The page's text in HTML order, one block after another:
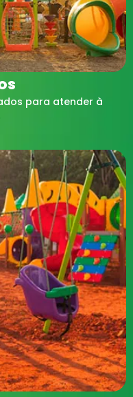
para atender à